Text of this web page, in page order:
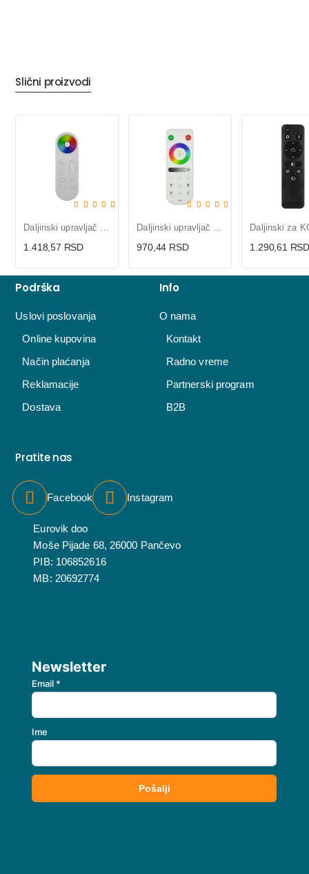
Slični proizvodi
1.418,57 RSD 970,44 RSD 1.290,61 RSD
Podrška
Uslovi poslovanja
Online kupovina
Način plaćanja
Reklamacije
Dostava
Info
O nama
Kontakt
Radno vreme
Partnerski program
B2B
Pratite nas
Facebook Instagram
Eurovik doo
Moše Pijade 68, 26000 Pančevo
PIB: 106852616
MB: 20692774